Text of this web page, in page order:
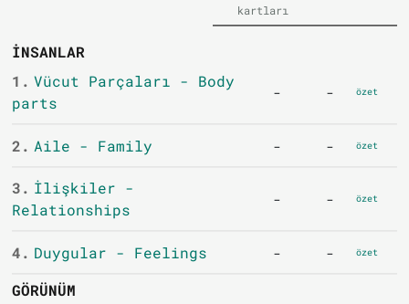
kartları
İNSANLAR
1. Vücut Parçaları - Body
parts
- - özet
2. Aile - Family - - özet
3. İlişkiler -
Relationships
- - özet
4. Duygular - Feelings - - özet
GÖRÜNÜM